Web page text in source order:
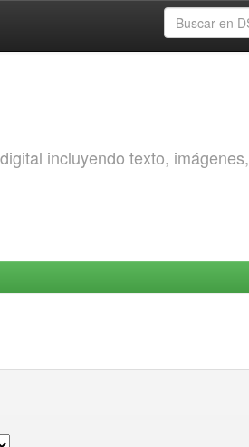
incluyendo texto, imágenes,